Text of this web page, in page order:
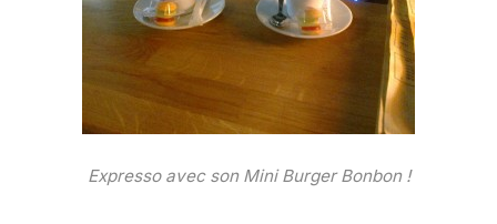
Expresso avec son Mini Burger Bonbon !